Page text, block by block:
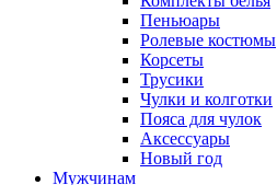
Пеньюары
Ролевые костюмы
Корсеты
Трусики
Чулки и колготки
Пояса для чулок
Аксессуары
Новый год
Мужчинам